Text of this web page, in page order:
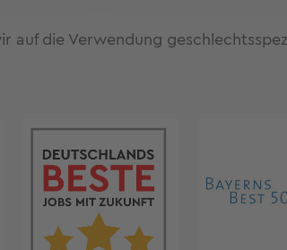
auf die Verwendung